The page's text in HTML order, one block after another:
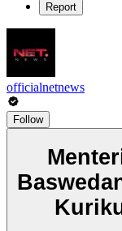
Report
officialnetnews
Follow